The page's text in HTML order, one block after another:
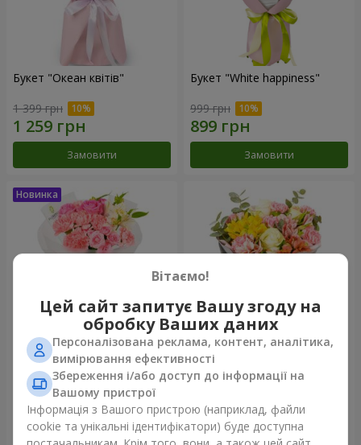
Букет "Океан квітів"
1 399 грн
Замовити
Букет "White happiness"
999 грн
Замовити
Букет "Рожевий зефір"
1 364 грн
Замовити
Букет "Дзінтарс"
Замовити
Вітаємо!
Цей сайт запитує Вашу згоду на
обробку Ваших даних
Персоналізована реклама, контент, аналітика,
вимірювання ефективності
Збереження і/або доступ до інформації на
Вашому пристрої
Інформація з Вашого пристрою (наприклад, файли
cookie та унікальні ідентифікатори) буде доступна